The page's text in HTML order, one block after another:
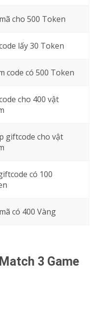
cho 500 Token
lấy 30 Token
code có 500 Token
cho 400 vật
giftcode cho vật
có 100
có 400 Vàng
3 Game